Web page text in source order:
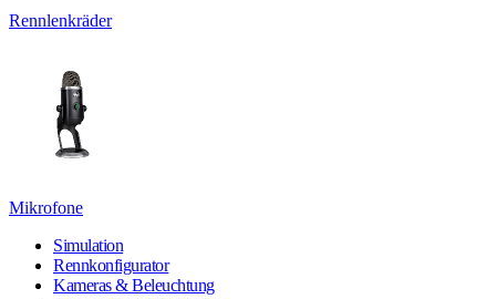
Rennlenkräder
Mikrofone
Simulation
Rennkonfigurator
Kameras & Beleuchtung